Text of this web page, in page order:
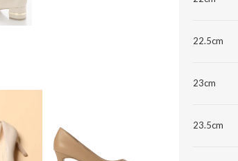
22.5cm
23cm
23.5cm